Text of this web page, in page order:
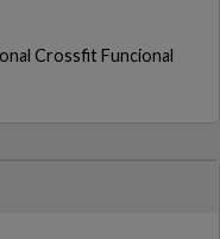
Crossfit Funcional